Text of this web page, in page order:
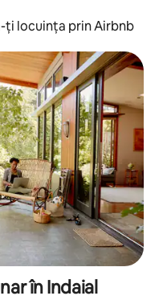
ți locuința prin Airbnb
în Indaial